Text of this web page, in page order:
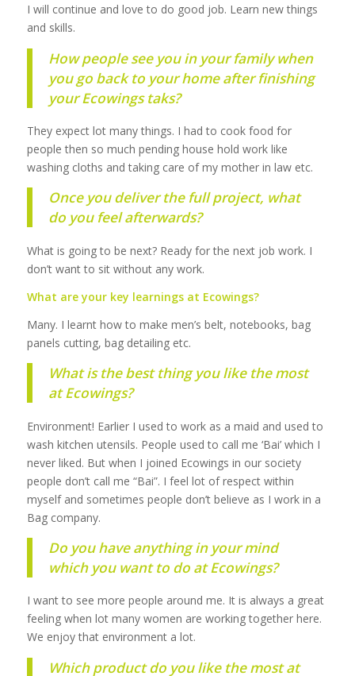
I will continue and love to do good job. Learn new things
and skills.
How people see you in your family when
you go back to your home after finishing
your Ecowings taks?
They expect lot many things. I had to cook food for
people then so much pending house hold work like
washing cloths and taking care of my mother in law etc.
Once you deliver the full project, what
do you feel afterwards?
What is going to be next? Ready for the next job work. I
don’t want to sit without any work.
What are your key learnings at Ecowings?
Many. I learnt how to make men’s belt, notebooks, bag
panels cutting, bag detailing etc.
What is the best thing you like the most
at Ecowings?
Environment! Earlier I used to work as a maid and used to
wash kitchen utensils. People used to call me ‘Bai’ which I
never liked. But when I joined Ecowings in our society
people don’t call me “Bai”. I feel lot of respect within
myself and sometimes people don’t believe as I work in a
Bag company.
Do you have anything in your mind
which you want to do at Ecowings?
I want to see more people around me. It is always a great
feeling when lot many women are working together here.
We enjoy that environment a lot.
Which product do you like the most at